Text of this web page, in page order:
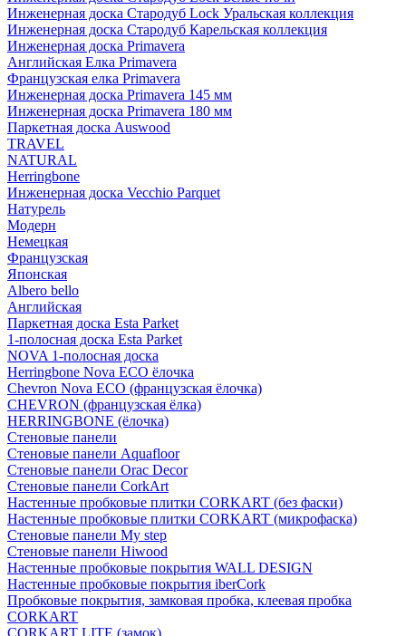
Инженерная доска Стародуб Lock Уральская коллекция
Инженерная доска Стародуб Карельская коллекция
Инженерная доска Primavera
Английская Елка Primavera
Французская елка Primavera
Инженерная доска Primavera 145 мм
Инженерная доска Primavera 180 мм
Паркетная доска Auswood
TRAVEL
NATURAL
Herringbone
Инженерная доска Vecchio Parquet
Натурель
Модерн
Немецкая
Французская
Японская
Albero bello
Английская
Паркетная доска Esta Parket
1-полосная доска Esta Parket
NOVA 1-полосная доска
Herringbone Nova ECO ёлочка
Chevron Nova ECO (французская ёлочка)
CHEVRON (французская ёлка)
HERRINGBONE (ёлочка)
Стеновые панели
Стеновые панели Aquafloor
Стеновые панели Orac Decor
Стеновые панели CorkArt
Настенные пробковые плитки CORKART (без фаски)
Настенные пробковые плитки CORKART (микрофаска)
Стеновые панели My step
Стеновые панели Hiwood
Настенные пробковые покрытия WALL DESIGN
Настенные пробковые покрытия iberCork
Пробковые покрытия, замковая пробка, клеевая пробка
CORKART
CORKART LITE (замок)